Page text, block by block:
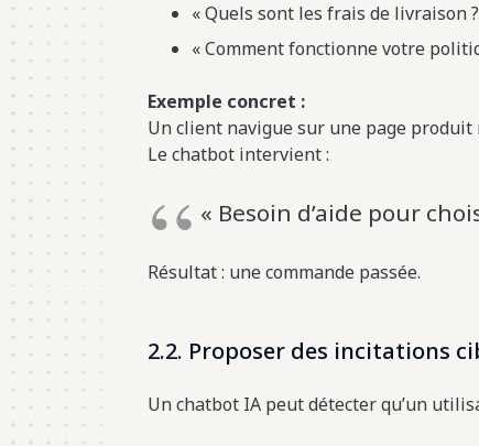
« Quels sont les frais de livraison
« Comment fonctionne votre
Exemple concret :
Un client navigue sur une page produit
Le chatbot intervient :
« Besoin d’aide pour
Résultat : une commande passée.
2.2. Proposer des incitations
Un chatbot IA peut détecter qu’un